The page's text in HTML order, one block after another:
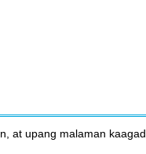
upang malaman kaagad na